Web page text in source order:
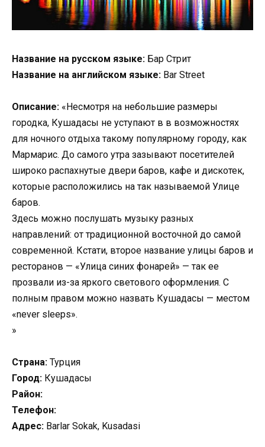
Название на русском языке: Бар Стрит
Название на английском языке: Bar Street
Описание: «Несмотря на небольшие размеры
городка, Кушадасы не уступают в в возможностях
для ночного отдыха такому популярному городу, как
Мармарис. До самого утра зазывают посетителей
широко распахнутые двери баров, кафе и дискотек,
которые расположились на так называемой Улице
баров.
Здесь можно послушать музыку разных
направлений: от традиционной восточной до самой
современной. Кстати, второе название улицы баров и
ресторанов — «Улица синих фонарей» — так ее
прозвали из-за яркого светового оформления. С
полным правом можно назвать Кушадасы — местом
«never sleeps».
»
Страна: Турция
Город: Кушадасы
Район:
Телефон:
Адрес: Barlar Sokak, Kusadasi